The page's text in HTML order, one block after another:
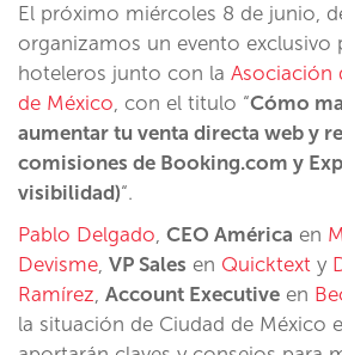
El próximo miércoles 8 de junio,
organizamos un evento exclusivo
hoteleros junto con la Asociación
de México, con el titulo “Cómo
aumentar tu venta directa web y
comisiones de Booking.com y
visibilidad)“.
Pablo Delgado, CEO América en
Devisme, VP Sales en Quicktext y
Ramírez, Account Executive en
la situación de Ciudad de México